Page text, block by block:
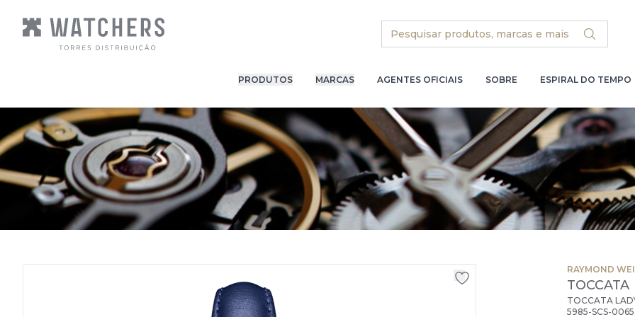
Search
PRODUTOS MARCAS AGENTES OFICIAIS SOBRE ESPIRAL DO TEMPO
RAYMOND
TOCCATA
TOCCATA
5985-SCS-